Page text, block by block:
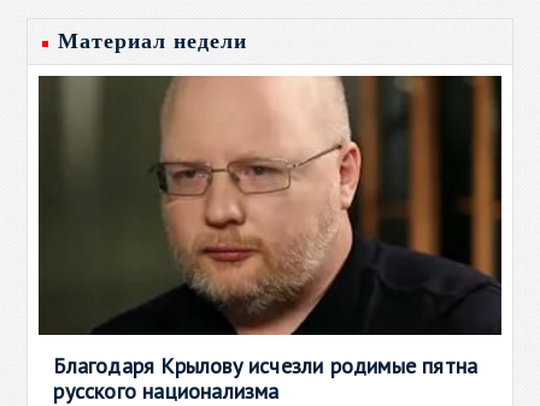
Материал недели
Благодаря Крылову исчезли родимые пятна
русского национализма